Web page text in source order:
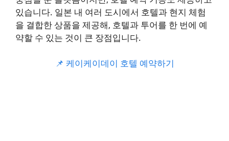
있습니다. 일본 내 여러 도시에서 호텔과 현지 체험
을 결합한 상품을 제공해, 호텔과 투어를 한 번에 예
약할 수 있는 것이 큰 장점입니다.
📌 케이케이데이 호텔 예약하기